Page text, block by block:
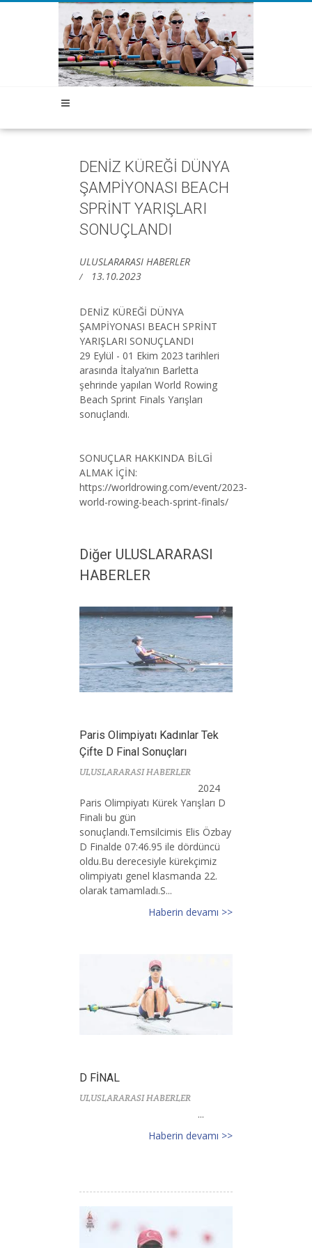
DENİZ KÜREĞİ DÜNYA
ŞAMPİYONASI BEACH
SPRİNT YARIŞLARI
SONUÇLANDI
ULUSLARARASI HABERLER
13.10.2023
DENİZ KÜREĞİ DÜNYA
ŞAMPİYONASI BEACH SPRİNT
YARIŞLARI SONUÇLANDI
29 Eylül - 01 Ekim 2023 tarihleri
arasında İtalya’nın Barletta
şehrinde yapılan World Rowing
Beach Sprint Finals Yarışları
sonuçlandı.
SONUÇLAR HAKKINDA BİLGİ
ALMAK İÇİN:
https://worldrowing.com/event/2023-
world-rowing-beach-sprint-finals/
Diğer ULUSLARARASI
HABERLER
Paris Olimpiyatı Kadınlar Tek
Çifte D Final Sonuçları
ULUSLARARASI HABERLER
2024
Paris Olimpiyatı Kürek Yarışları D
Finali bu gün
sonuçlandı.Temsilcimis Elis Özbay
D Finalde 07:46.95 ile dördüncü
oldu.Bu derecesiyle kürekçimiz
olimpiyatı genel klasmanda 22.
olarak tamamladı.S...
Haberin devamı >>
D FİNAL
ULUSLARARASI HABERLER
...
Haberin devamı >>